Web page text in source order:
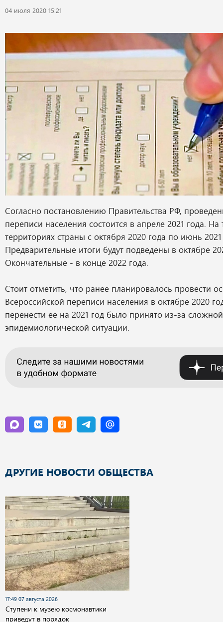
04 июля 2020 15:21
Согласно постановлению Правительства РФ,
переписи населения состоится в апреле 2021 года. На
территориях страны с октября 2020 года по июнь 2021
Предварительные итоги будут подведены в октябре
Окончательные - в конце 2022 года.
Стоит отметить, что ранее планировалось провести
Всероссийской переписи населения в октябре 2020
перенести ее на 2021 год было принято из-за сложной
эпидемиологической ситуации.
ДРУГИЕ НОВОСТИ ОБЩЕСТВА
17:49 07 августа 2026
Cтупени к музею космонавтики
приведут в порядок